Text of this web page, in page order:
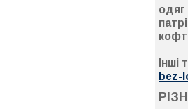
одяг
bez-